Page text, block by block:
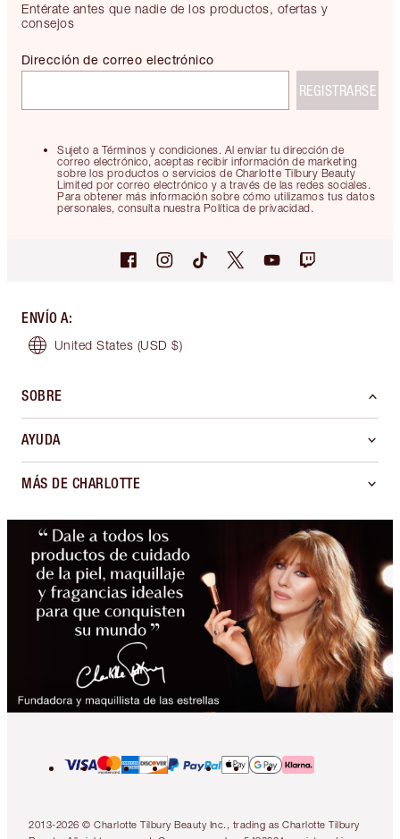
Entérate antes que nadie de los productos, ofertas y
consejos
Sujeto a Términos y condiciones. Al enviar tu dirección de
correo electrónico, aceptas recibir información de marketing
sobre los productos o servicios de Charlotte Tilbury Beauty
Limited por correo electrónico y a través de las redes sociales.
Para obtener más información sobre cómo utilizamos tus datos
personales, consulta nuestra Política de privacidad.
Dirección de correo electrónico
REGISTRARSE
ENVÍO A:
United States (USD $)
SOBRE
AYUDA
MÁS DE CHARLOTTE
2013-2026 © Charlotte Tilbury Beauty Inc., trading as Charlotte Tilbury